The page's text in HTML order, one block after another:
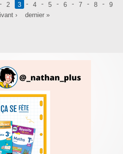
2 3 4 5 6 7 8 9
› dernier »